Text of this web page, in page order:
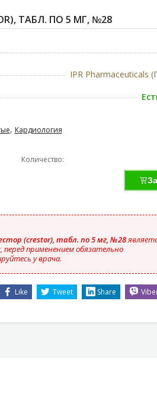
ТАБЛ. ПО 5 МГ, №28
IPR Pharmaceuticals
, Кардиология
Количество:
(crestor), табл. по 5 мг, №28
применением обязательно
у врача.
Like Tweet Share